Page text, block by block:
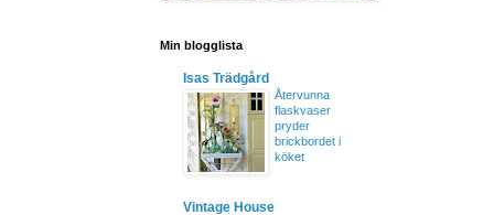
Min blogglista
Isas Trädgård
Återvunna
flaskvaser
pryder
brickbordet i
köket
Vintage House